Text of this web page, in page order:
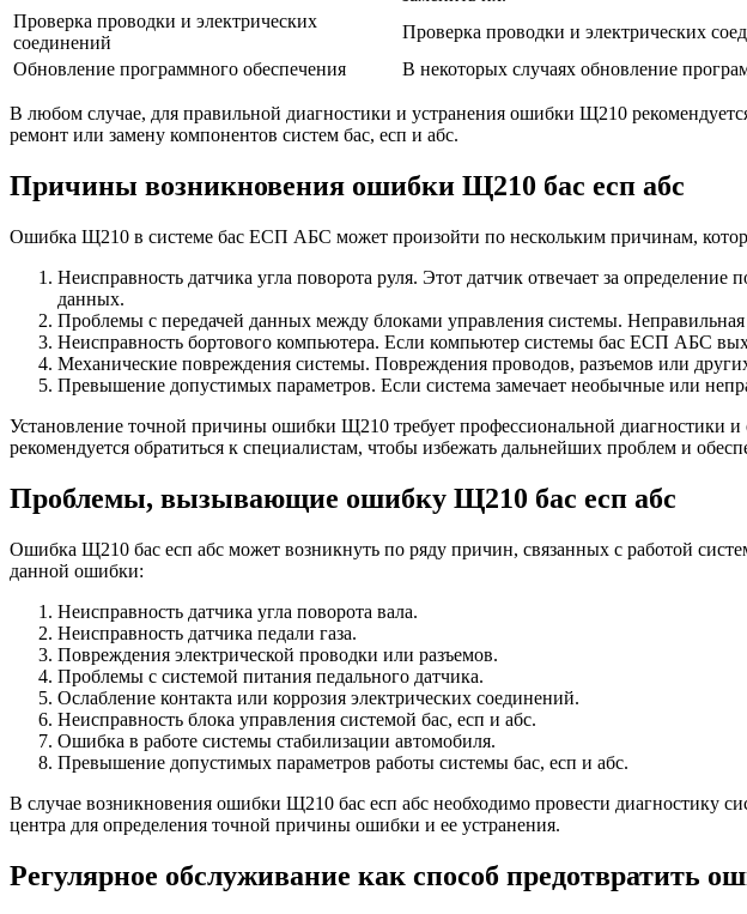
Проверка проводки и электрических
соединений
Проверка проводки и электрических
Обновление программного обеспечения
В некоторых случаях обновление
В любом случае, для правильной диагностики и устранения ошибки Щ210
ремонт или замену компонентов систем бас, есп и абс.
Причины возникновения ошибки Щ210 бас есп абс
Ошибка Щ210 в системе бас ЕСП АБС может произойти по нескольким причинам,
Неисправность датчика угла поворота руля. Этот датчик отвечает за
данных.
Проблемы с передачей данных между блоками управления системы.
Неисправность бортового компьютера. Если компьютер системы бас ЕСП АБС
Механические повреждения системы. Повреждения проводов, разъемов или
Превышение допустимых параметров. Если система замечает необычные или
Установление точной причины ошибки Щ210 требует профессиональной диагностики
рекомендуется обратиться к специалистам, чтобы избежать дальнейших проблем и
Проблемы, вызывающие ошибку Щ210 бас есп абс
Ошибка Щ210 бас есп абс может возникнуть по ряду причин, связанных с работой
данной ошибки:
Неисправность датчика угла поворота вала.
Неисправность датчика педали газа.
Повреждения электрической проводки или разъемов.
Проблемы с системой питания педального датчика.
Ослабление контакта или коррозия электрических соединений.
Неисправность блока управления системой бас, есп и абс.
Ошибка в работе системы стабилизации автомобиля.
Превышение допустимых параметров работы системы бас, есп и абс.
В случае возникновения ошибки Щ210 бас есп абс необходимо провести диагностику
центра для определения точной причины ошибки и ее устранения.
Регулярное обслуживание как способ предотвратить